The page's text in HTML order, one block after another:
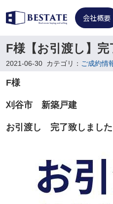
会社概要
F様【お引渡し】
2021-06-30 カテゴリ： ご成約情
F様
刈谷市 新築戸建
お引渡し 完了致しました